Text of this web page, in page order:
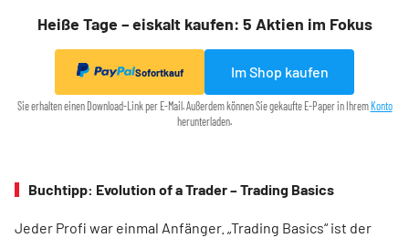
Heiße Tage – eiskalt kaufen: 5 Aktien im Fokus
Sofortkauf Im Shop kaufen
Sie erhalten einen Download-Link per E-Mail. Außerdem können Sie gekaufte E-Paper in Ihrem Konto
herunterladen.
Buchtipp: Evolution of a Trader – Trading Basics
Jeder Profi war einmal Anfänger. „Trading Basics“ ist der